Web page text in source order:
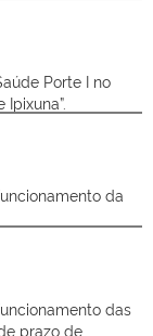
Porte I no
da
das
prazo de